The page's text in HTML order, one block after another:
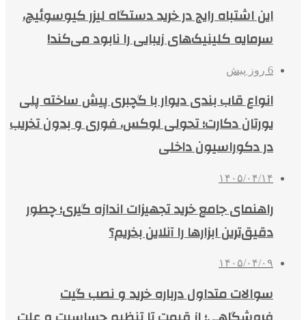
این اشتباه رایج در خرید دستگاه لیزر کیوسوئیچ،
سرمایه کلینیک‌های زیبایی را نابود می‌کند!
6 روز پیش
انواع قاب بندی دیوار با گچبری پیش ساخته پلی
یورتان دکارت؛ تحولی لوکس، فوری و بدون تخریب
در دکوراسیون داخلی
۱۴۰۵/۰۴/۱۴
راهنمای جامع خرید تجهیزات اندازه گیری؛ چطور
دقیق‌ترین ابزارها را آنلاین بخریم؟
۱۴۰۵/۰۴/۰۹
سوالات متداول درباره خرید و نصب گیت